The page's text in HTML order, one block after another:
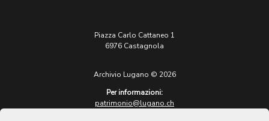
Piazza Carlo Cattaneo 1
6976 Castagnola
Archivio Lugano © 2026
Per informazioni:
patrimonio@lugano.ch